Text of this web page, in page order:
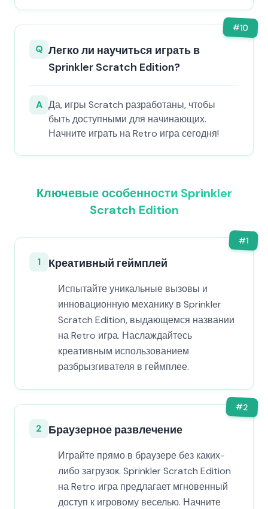
#10
Q Легко ли научиться играть в
Sprinkler Scratch Edition?
A Да, игры Scratch разработаны, чтобы
быть доступными для начинающих.
Начните играть на Retro игра сегодня!
Ключевые особенности Sprinkler
Scratch Edition
#1
1 Креативный геймплей
Испытайте уникальные вызовы и
инновационную механику в Sprinkler
Scratch Edition, выдающемся названии
на Retro игра. Наслаждайтесь
креативным использованием
разбрызгивателя в геймплее.
#2
2 Браузерное развлечение
Играйте прямо в браузере без каких-
либо загрузок. Sprinkler Scratch Edition
на Retro игра предлагает мгновенный
доступ к игровому веселью. Начните